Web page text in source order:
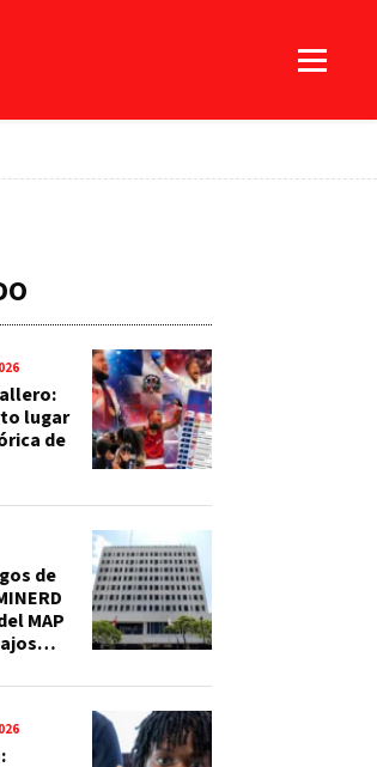
lugar
de
de
MAP